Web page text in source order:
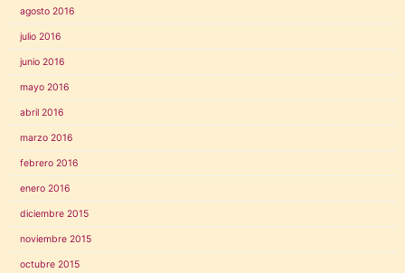
agosto 2016
julio 2016
junio 2016
mayo 2016
abril 2016
marzo 2016
febrero 2016
enero 2016
diciembre 2015
noviembre 2015
octubre 2015